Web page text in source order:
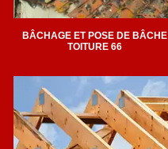
BÂCHAGE ET POSE DE BÂCHE
TOITURE 66